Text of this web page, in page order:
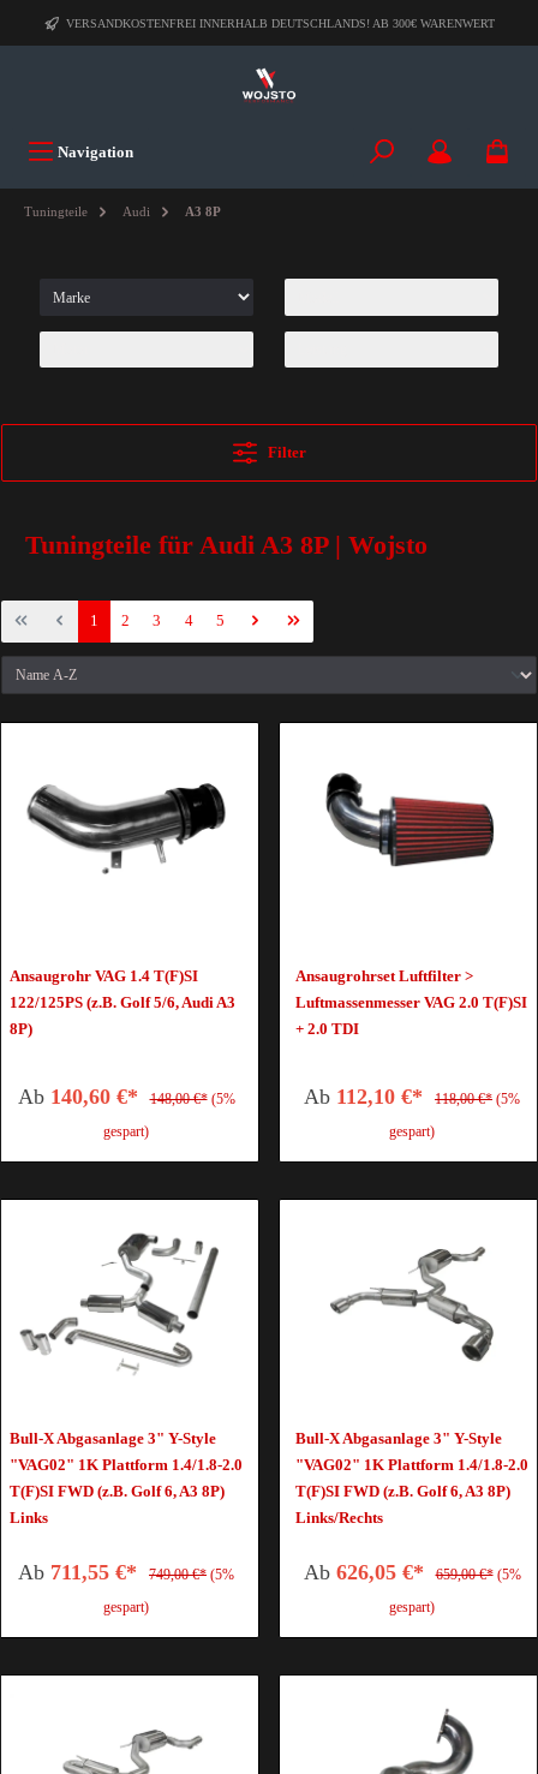
VERSANDKOSTENFREI INNERHALB DEUTSCHLANDS! AB 300€ WARENWERT
Navigation
Tuningteile Audi A3 8P
Filter
Tuningteile für Audi A3 8P | Wojsto
1 2 3 4 5
Ansaugrohr VAG 1.4 T(F)SI
122/125PS (z.B. Golf 5/6, Audi A3
8P)
Ab 140,60 €* 148,00 €* (5%
gespart)
Ansaugrohrset Luftfilter >
Luftmassenmesser VAG 2.0 T(F)SI
+ 2.0 TDI
Ab 112,10 €* 118,00 €* (5%
gespart)
Bull-X Abgasanlage 3" Y-Style
"VAG02" 1K Plattform 1.4/1.8-2.0
T(F)SI FWD (z.B. Golf 6, A3 8P)
Links
Ab 711,55 €* 749,00 €* (5%
gespart)
Bull-X Abgasanlage 3" Y-Style
"VAG02" 1K Plattform 1.4/1.8-2.0
T(F)SI FWD (z.B. Golf 6, A3 8P)
Links/Rechts
Ab 626,05 €* 659,00 €* (5%
gespart)